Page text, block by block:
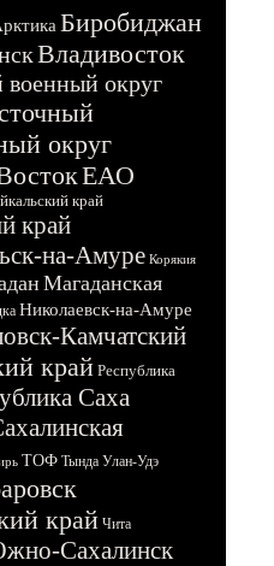
Биробиджан
Владивосток
военный округ
округ
ЕАО
край
край
на-Амуре Корякия
Магаданская
Николаевск-на-Амуре
Камчатский
крайРеспублика
Саха
ТОФ Тында Улан-Удэ
край Чита
Сахалинск